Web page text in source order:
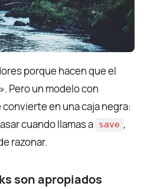
porque hacen que el
Pero un modelo con
en una caja negra:
cuando llamas a save ,
razonar.
son apropiados